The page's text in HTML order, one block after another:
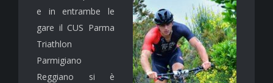
e in entrambe le
gare il CUS Parma
Triathlon
Parmigiano
Reggiano si è